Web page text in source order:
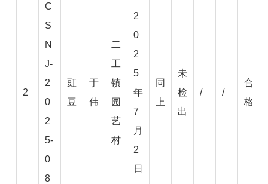
2
C
S
N
J-
2
0
2
5-
0
8
豇
豆
于
伟
二
工
镇
园
艺
村
2
0
2
5
年
7
月
2
日
同
上
未
检
出
/ /
合
格